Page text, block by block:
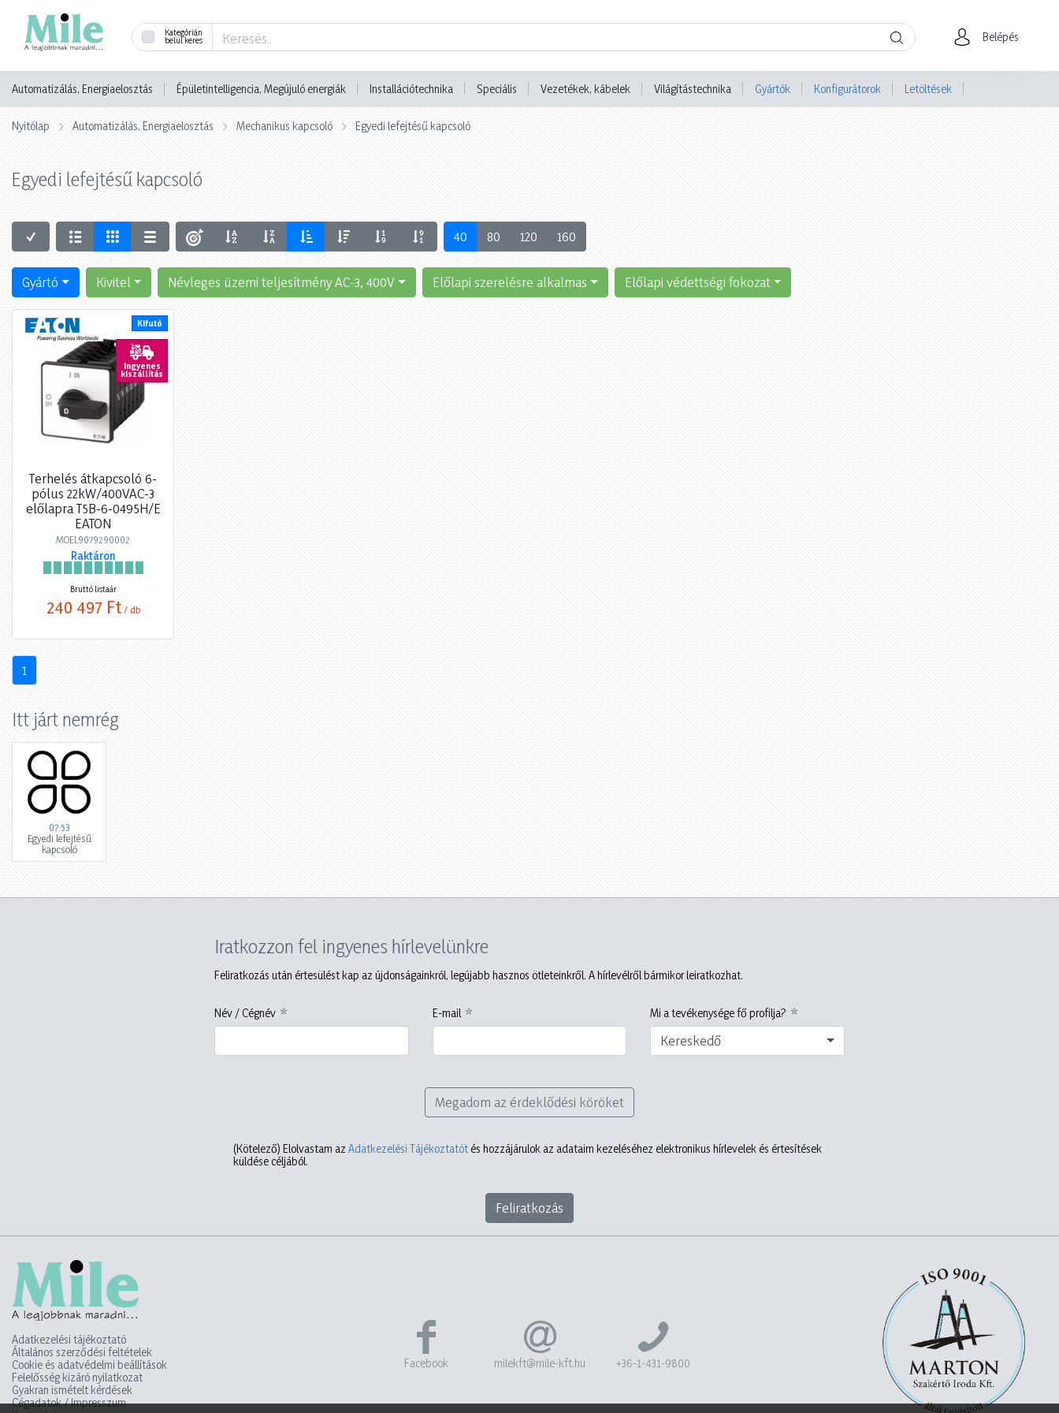
Kategórián
belül keres Belépés
Automatizálás, Energiaelosztás Épületintelligencia, Megújuló energiák Installációtechnika Speciális Vezetékek, kábelek Világítástechnika Gyártók Konfigurátorok Letöltések
Nyitólap Automatizálás, Energiaelosztás Mechanikus kapcsoló Egyedi lefejtésű kapcsoló
Egyedi lefejtésű kapcsoló
40 80 120 160
Gyártó Kivitel Névleges üzemi teljesítmény AC-3, 400V Előlapi szerelésre alkalmas Előlapi védettségi fokozat
Kifutó
Ingyenes
kiszállítás
Terhelés átkapcsoló 6-
pólus 22kW/400VAC-3
előlapra T5B-6-0495H/E
EATON
MOEL9079290002
Raktáron
Bruttó listaár
240 497 Ft / db
1
Itt járt nemrég
07:53
Egyedi lefejtésű
kapcsoló
Iratkozzon fel ingyenes hírlevelünkre
Feliratkozás után értesülést kap az újdonságainkról, legújabb hasznos ötleteinkről. A hírlevélről bármikor leiratkozhat.
Név / Cégnév E-mail Mi a tevékenysége fő profilja?
Kereskedő
Megadom az érdeklődési köröket
(Kötelező) Elolvastam az Adatkezelési Tájékoztatót és hozzájárulok az adataim kezeléséhez elektronikus hírlevelek és értesítések
küldése céljából.
Feliratkozás
Adatkezelési tájékoztató
Általános szerződési feltételek
Cookie és adatvédelmi beállítások
Felelősség kizáró nyilatkozat
Gyakran ismételt kérdések
Cégadatok / Impresszum
Facebook milekft@mile-kft.hu +36-1-431-9800